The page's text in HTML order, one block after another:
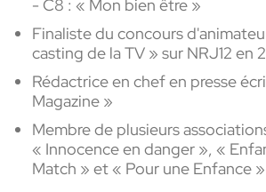
- C8 : « Mon bien être »
Finaliste du concours
casting de la TV » sur NRJ12 en
Rédactrice en chef en presse
Magazine »
Membre de plusieurs
« Innocence en danger », «
Match » et « Pour une Enfance »